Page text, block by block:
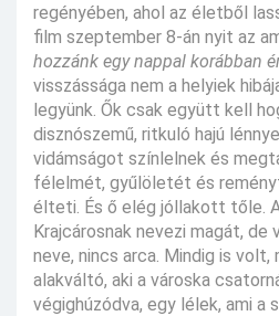
regényében, ahol az életből
film szeptember 8-án nyit az
hozzánk egy nappal korábban
visszássága nem a helyiek
legyünk. Ők csak együtt kell
disznószemű, ritkuló hajú
vidámságot színlelnek és
félelmét, gyűlöletét és
élteti. És ő elég jóllakott tőle.
Krajcárosnak nevezi magát, de
neve, nincs arca. Mindig is volt,
alakváltó, aki a városka
végighúzódva, egy lélek, ami a